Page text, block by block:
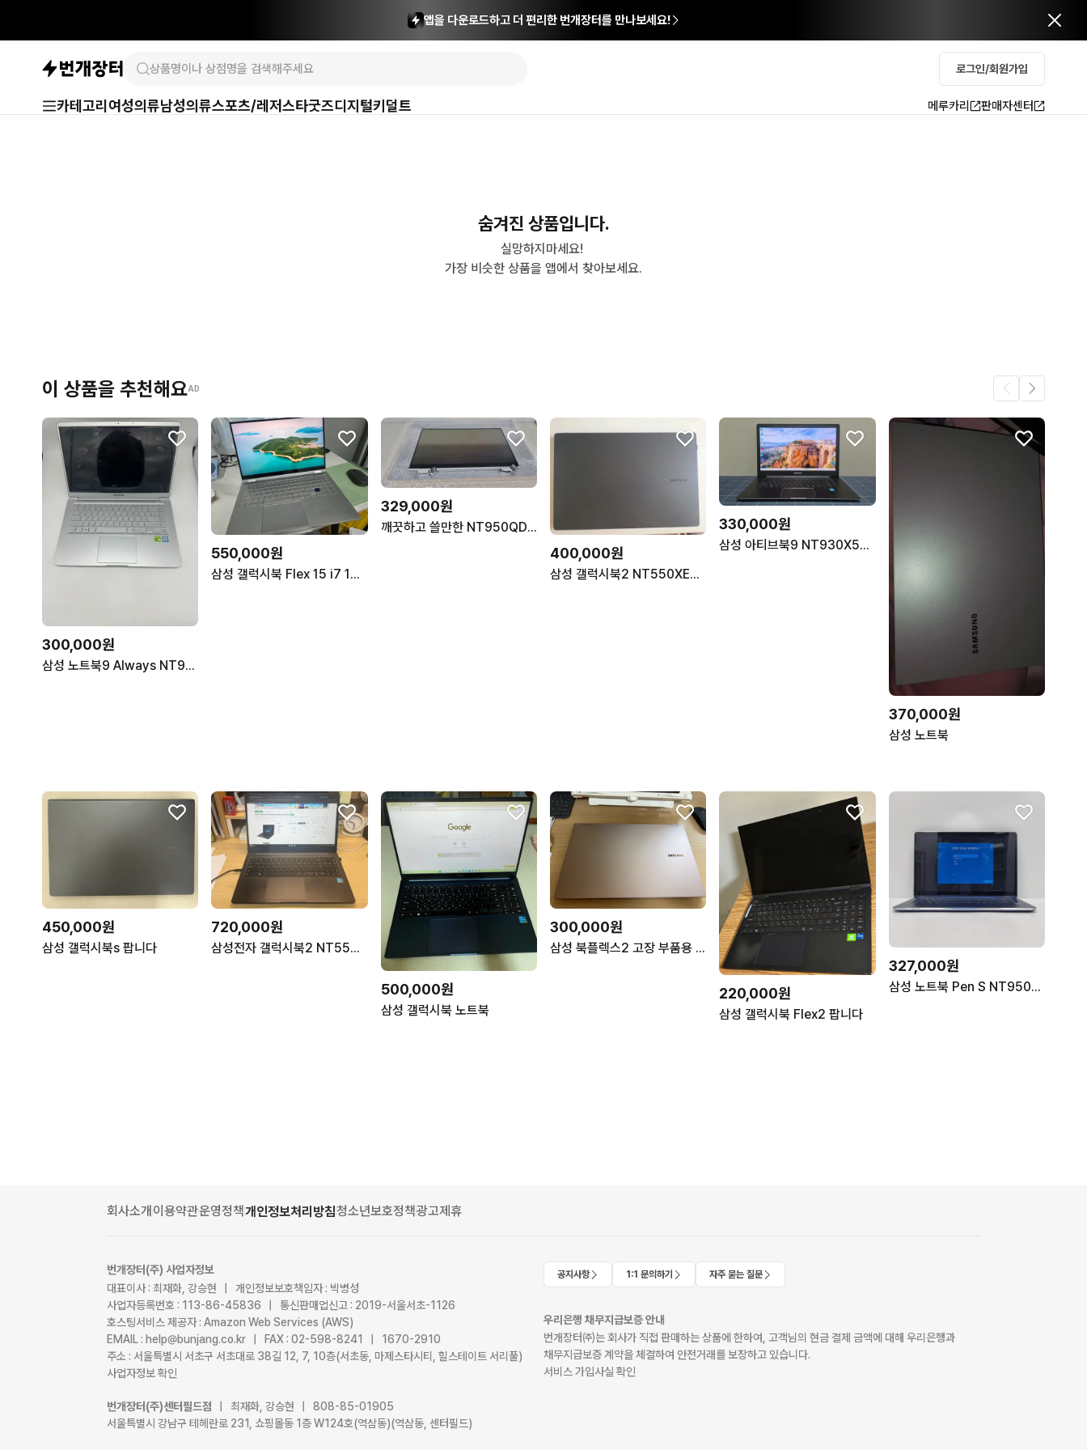
앱을 다운로드하고 더 편리한 번개장터를 만나보세요!
로그인/회원가입
카테고리 여성의류남성의류스포츠/레저스타굿즈디지털키덜트 메루카리 판매자센터
숨겨진 상품입니다.
실망하지마세요!
가장 비슷한 상품을 앱에서 찾아보세요.
이 상품을 추천해요AD
300,000원
삼성 노트북9 Always NT950XBE 8GB / SSD 256GB / GeForce MX150
550,000원
삼성 갤럭시북 Flex 15 i7 16GB 512GB 배터리 90%
329,000원
깨끗하고 쓸만한 NT950QDB 360도되는 액정팜
400,000원
삼성 갤럭시북2 NT550XEZ-A58A 8GB 256GB 팝니다.(네고가능)
330,000원
삼성 아티브북9 NT930X5J i7-4세대 A급 노트북
370,000원
삼성 노트북
450,000원
삼성 갤럭시북s 팝니다
720,000원
삼성전자 갤럭시북2 NT550XED-KH28G
500,000원
삼성 갤럭시북 노트북
300,000원
삼성 북플렉스2 고장 부품용 (s펜 포함)
220,000원
삼성 갤럭시북 Flex2 팝니다
327,000원
삼성 노트북 Pen S NT950SBE i3 8GB 256GB 터치스크린
회사소개이용약관운영정책개인정보처리방침청소년보호정책광고제휴
번개장터(주) 사업자정보
대표이사 : 최재화, 강승현 | 개인정보보호책임자 : 박병성
사업자등록번호 : 113-86-45836 | 통신판매업신고 : 2019-서울서초-1126
호스팅서비스 제공자 : Amazon Web Services (AWS)
EMAIL : help@bunjang.co.kr | FAX : 02-598-8241 | 1670-2910
주소 : 서울특별시 서초구 서초대로 38길 12, 7, 10층(서초동, 마제스타시티, 힐스테이트 서리풀)
사업자정보 확인
번개장터(주)센터필드점
| 최재화, 강승현 | 808-85-01905
서울특별시 강남구 테헤란로 231, 쇼핑몰동 1층 W124호(역삼동)(역삼동, 센터필드)
공지사항 1:1 문의하기 자주 묻는 질문
우리은행 채무지급보증 안내
번개장터㈜는 회사가 직접 판매하는 상품에 한하여, 고객님의 현금 결제 금액에 대해 우리은행과
채무지급보증 계약을 체결하여 안전거래를 보장하고 있습니다.
서비스 가입사실 확인